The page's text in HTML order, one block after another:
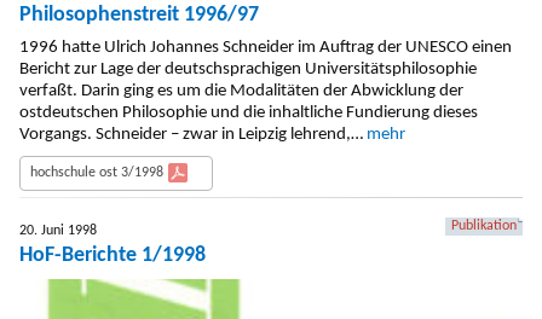
Philosophenstreit 1996/97
1996 hatte Ulrich Johannes Schneider im Auftrag der UNESCO einen
Bericht zur Lage der deutschsprachigen Universitätsphilosophie
verfaßt. Darin ging es um die Modalitäten der Abwicklung der
ostdeutschen Philosophie und die inhaltliche Fundierung dieses
Vorgangs. Schneider – zwar in Leipzig lehrend,… mehr
hochschule ost 3/1998
20. Juni 1998 Publikation
HoF-Berichte 1/1998